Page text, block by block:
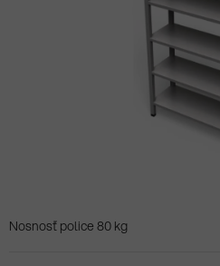
Nosnosť police 80 kg